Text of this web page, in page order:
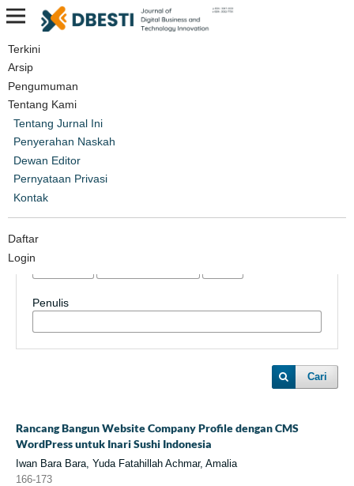
Terkini
Arsip
Pengumuman
Tentang Kami
Tentang Jurnal Ini
Penyerahan Naskah
Dewan Editor
Pernyataan Privasi
Kontak
Daftar
Login
Beranda
Cari
Filter lanjutan
Diterbitkan Setelah
Penulis
Cari
Rancang Bangun Website Company Profile dengan CMS
WordPress untuk Inari Sushi Indonesia
Iwan Bara Bara, Yuda Fatahillah Achmar, Amalia
166-173